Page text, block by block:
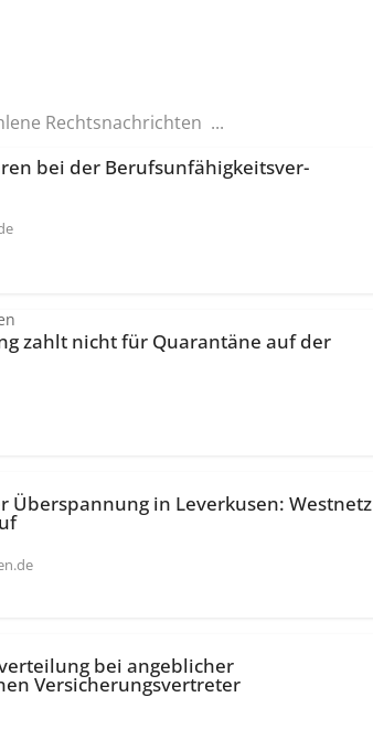
Rechtsnachrichten ...
bei der Berufsunfä­higkeitsver­
zahlt nicht für Quarantäne auf der
Überspannung in Leverkusen: Westnetz
bei angeblicher
Versicherungs­vertreter